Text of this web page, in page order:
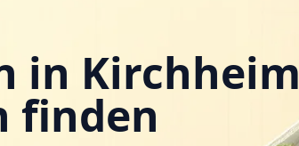
in Kirchheim
finden